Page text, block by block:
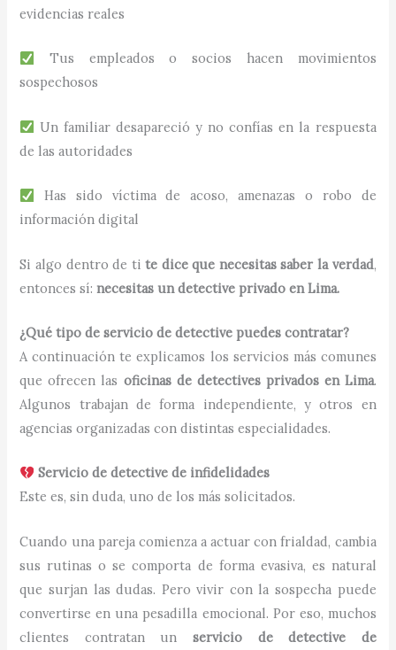
evidencias reales
Tus empleados o socios hacen movimientos
sospechosos
Un familiar desapareció y no confías en la respuesta
de las autoridades
Has sido víctima de acoso, amenazas o robo de
información digital
Si algo dentro de tite dice que necesitas saber la verdad,
entonces sí: necesitas un detective privado en Lima.
¿Qué tipo de servicio de detective puedes contratar?
A continuación te explicamos los servicios más comunes
que ofrecen las oficinas de detectives privados en Lima.
Algunos trabajan de forma independiente, y otros en
agencias organizadas con distintas especialidades.
Servicio de detective de infidelidades
Este es, sin duda, uno de los más solicitados.
Cuando una pareja comienza a actuar con frialdad, cambia
sus rutinas o se comporta de forma evasiva, es natural
que surjan las dudas. Pero vivir con la sospecha puede
convertirse en una pesadilla emocional. Por eso, muchos
clientes contratan un servicio de detective de